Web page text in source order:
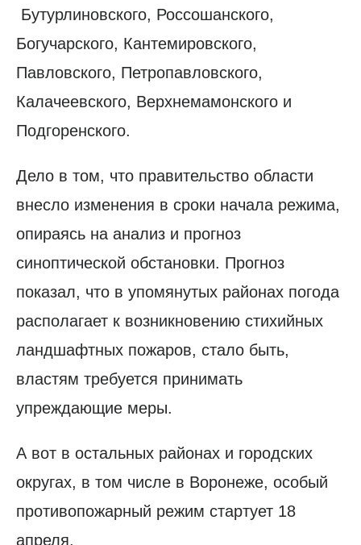
Бутурлиновского, Россошанского,
Богучарского, Кантемировского,
Павловского, Петропавловского,
Калачеевского, Верхнемамонского и
Подгоренского.
Дело в том, что правительство области
внесло изменения в сроки начала режима,
опираясь на анализ и прогноз
синоптической обстановки. Прогноз
показал, что в упомянутых районах погода
располагает к возникновению стихийных
ландшафтных пожаров, стало быть,
властям требуется принимать
упреждающие меры.
А вот в остальных районах и городских
округах, в том числе в Воронеже, особый
противопожарный режим стартует 18
апреля.